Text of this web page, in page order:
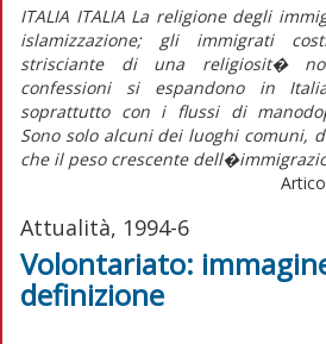
ITALIA ITALIA La religione degli
islamizzazione; gli immigrati
strisciante di una religiosit�
confessioni si espandono in
soprattutto con i flussi di
Sono solo alcuni dei luoghi comuni,
che il peso crescente
Attualità, 1994-6
Volontariato:
definizione